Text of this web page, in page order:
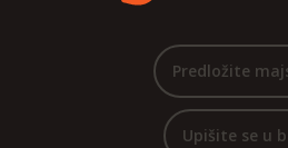
Predložite
Upišite se u